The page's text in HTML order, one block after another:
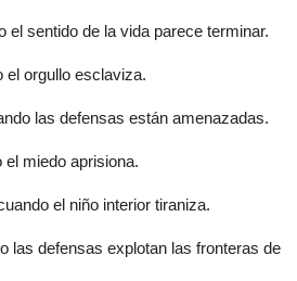
el sentido de la vida parece terminar.
el orgullo esclaviza.
las defensas están amenazadas.
el miedo aprisiona.
el niño interior tiraniza.
las defensas explotan las fronteras de